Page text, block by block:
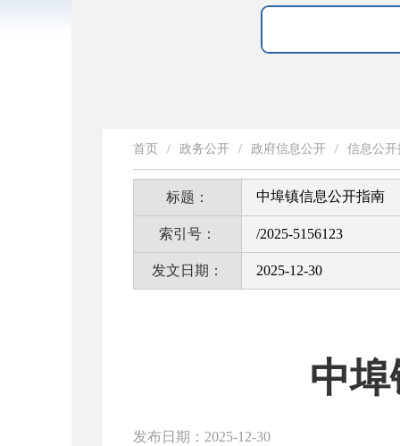
首页 / 政务公开 / 政府信息公开 / 信息公开
标题： 中埠镇信息公开指南
索引号： /2025-5156123
发文日期： 2025-12-30
中
发布日期：2025-12-30